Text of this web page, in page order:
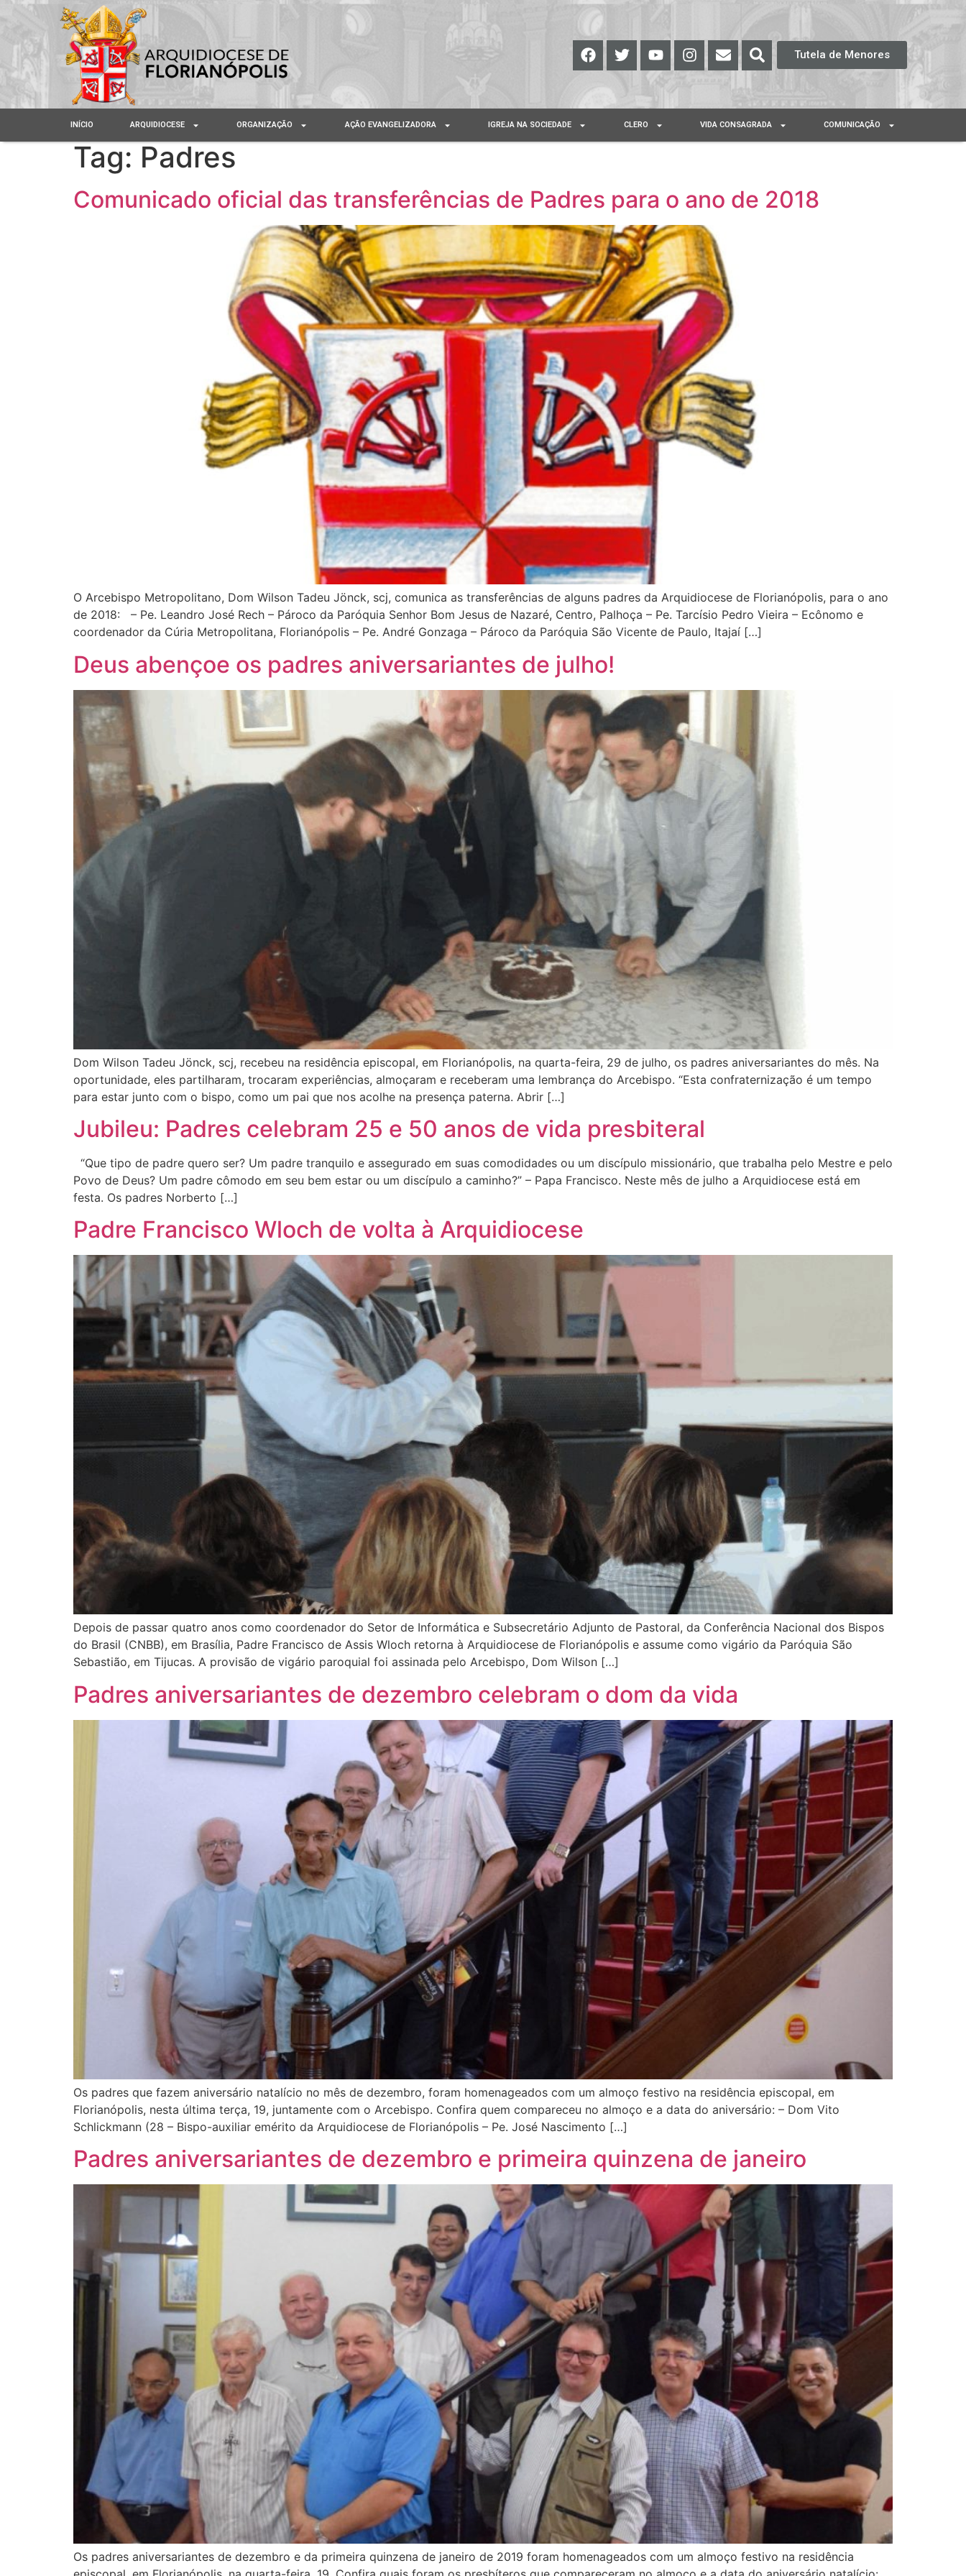
Tutela de Menores
INÍCIO ARQUIDIOCESE ORGANIZAÇÃO AÇÃO EVANGELIZADORA IGREJA NA SOCIEDADE CLERO VIDA CONSAGRADA COMUNICAÇÃO
Tag: Padres
Comunicado oficial das transferências de Padres para o ano de 2018
O Arcebispo Metropolitano, Dom Wilson Tadeu Jönck, scj, comunica as transferências de alguns padres da Arquidiocese de Florianópolis, para o ano
de 2018: – Pe. Leandro José Rech – Pároco da Paróquia Senhor Bom Jesus de Nazaré, Centro, Palhoça – Pe. Tarcísio Pedro Vieira – Ecônomo e
coordenador da Cúria Metropolitana, Florianópolis – Pe. André Gonzaga – Pároco da Paróquia São Vicente de Paulo, Itajaí […]
Deus abençoe os padres aniversariantes de julho!
Dom Wilson Tadeu Jönck, scj, recebeu na residência episcopal, em Florianópolis, na quarta-feira, 29 de julho, os padres aniversariantes do mês. Na
oportunidade, eles partilharam, trocaram experiências, almoçaram e receberam uma lembrança do Arcebispo. “Esta confraternização é um tempo
para estar junto com o bispo, como um pai que nos acolhe na presença paterna. Abrir […]
Jubileu: Padres celebram 25 e 50 anos de vida presbiteral
“Que tipo de padre quero ser? Um padre tranquilo e assegurado em suas comodidades ou um discípulo missionário, que trabalha pelo Mestre e pelo
Povo de Deus? Um padre cômodo em seu bem estar ou um discípulo a caminho?” – Papa Francisco. Neste mês de julho a Arquidiocese está em
festa. Os padres Norberto […]
Padre Francisco Wloch de volta à Arquidiocese
Depois de passar quatro anos como coordenador do Setor de Informática e Subsecretário Adjunto de Pastoral, da Conferência Nacional dos Bispos
do Brasil (CNBB), em Brasília, Padre Francisco de Assis Wloch retorna à Arquidiocese de Florianópolis e assume como vigário da Paróquia São
Sebastião, em Tijucas. A provisão de vigário paroquial foi assinada pelo Arcebispo, Dom Wilson […]
Padres aniversariantes de dezembro celebram o dom da vida
Os padres que fazem aniversário natalício no mês de dezembro, foram homenageados com um almoço festivo na residência episcopal, em
Florianópolis, nesta última terça, 19, juntamente com o Arcebispo. Confira quem compareceu no almoço e a data do aniversário: – Dom Vito
Schlickmann (28 – Bispo-auxiliar emérito da Arquidiocese de Florianópolis – Pe. José Nascimento […]
Padres aniversariantes de dezembro e primeira quinzena de janeiro
Os padres aniversariantes de dezembro e da primeira quinzena de janeiro de 2019 foram homenageados com um almoço festivo na residência